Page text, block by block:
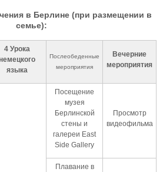
в Берлине (при размещении в
семье):
4 Урока
немецкого
языка
Послеобеденные
мероприятия
Вечерние
мероприятия
Посещение
музея
Берлинской
стены и
галереи East
Side Gallery
Просмотр
видеофильма
Плавание в